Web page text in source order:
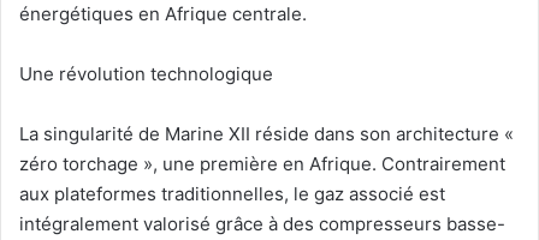
énergétiques en Afrique centrale.
Une révolution technologique
La singularité de Marine XII réside dans son architecture «
zéro torchage », une première en Afrique. Contrairement
aux plateformes traditionnelles, le gaz associé est
intégralement valorisé grâce à des compresseurs basse-